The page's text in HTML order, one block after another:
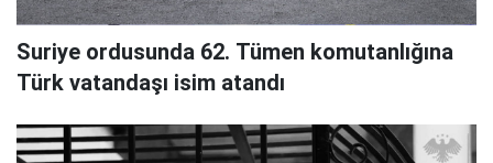
Suriye ordusunda 62. Tümen komutanlığına
Türk vatandaşı isim atandı